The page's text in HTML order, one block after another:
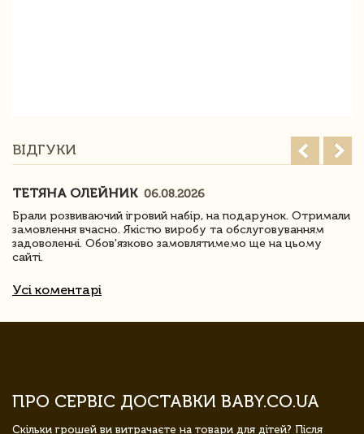
ВІДГУКИ
ТЕТЯНА ОЛЕЙНИК 06.08.2026
Брали розвиваючий ігровий набір, на подарунок. Отримали
замовлення вчасно. Якістю виробу та обслуговуванням
задоволенні. Обов'язково замовлятимемо ще на цьому
сайті.
Усі коментарі
ПРО СЕРВІС ДОСТАВКИ BABY.CO.UA
Скільки грошей ви витрачаєте на товари для дітей? Після